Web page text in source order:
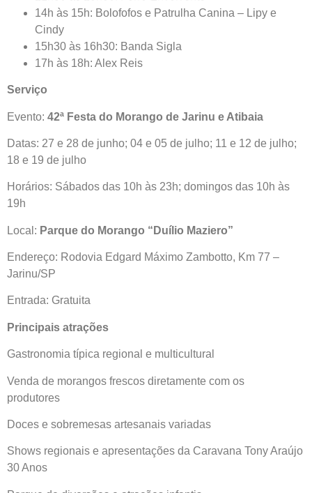
14h às 15h: Bolofofos e Patrulha Canina – Lipy e
Cindy
15h30 às 16h30: Banda Sigla
17h às 18h: Alex Reis
Serviço
Evento: 42ª Festa do Morango de Jarinu e Atibaia
Datas: 27 e 28 de junho; 04 e 05 de julho; 11 e 12 de julho;
18 e 19 de julho
Horários: Sábados das 10h às 23h; domingos das 10h às
19h
Local: Parque do Morango “Duílio Maziero”
Endereço: Rodovia Edgard Máximo Zambotto, Km 77 –
Jarinu/SP
Entrada: Gratuita
Principais atrações
Gastronomia típica regional e multicultural
Venda de morangos frescos diretamente com os
produtores
Doces e sobremesas artesanais variadas
Shows regionais e apresentações da Caravana Tony Araújo
30 Anos